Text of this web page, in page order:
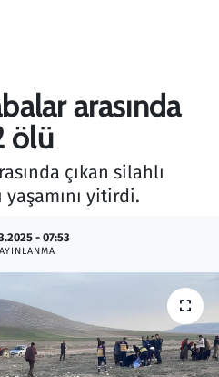
arasında
ölü
çıkan silahlı
yitirdi.
- 07:53